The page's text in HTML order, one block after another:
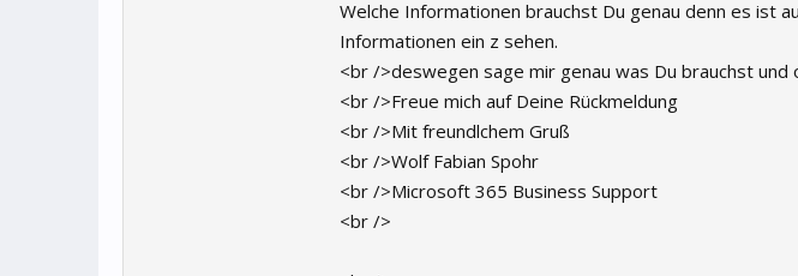
Welche Informationen brauchst Du genau denn es ist
Informationen ein z sehen.
<br />deswegen sage mir genau was Du brauchst und
<br />Freue mich auf Deine Rückmeldung
<br />Mit freundlchem Gruß
<br />Wolf Fabian Spohr
<br />Microsoft 365 Business Support
<br />